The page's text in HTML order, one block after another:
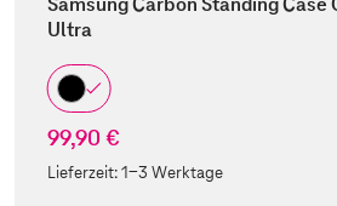
Ultra
99,90 €
Lieferzeit:1-3 Werktage